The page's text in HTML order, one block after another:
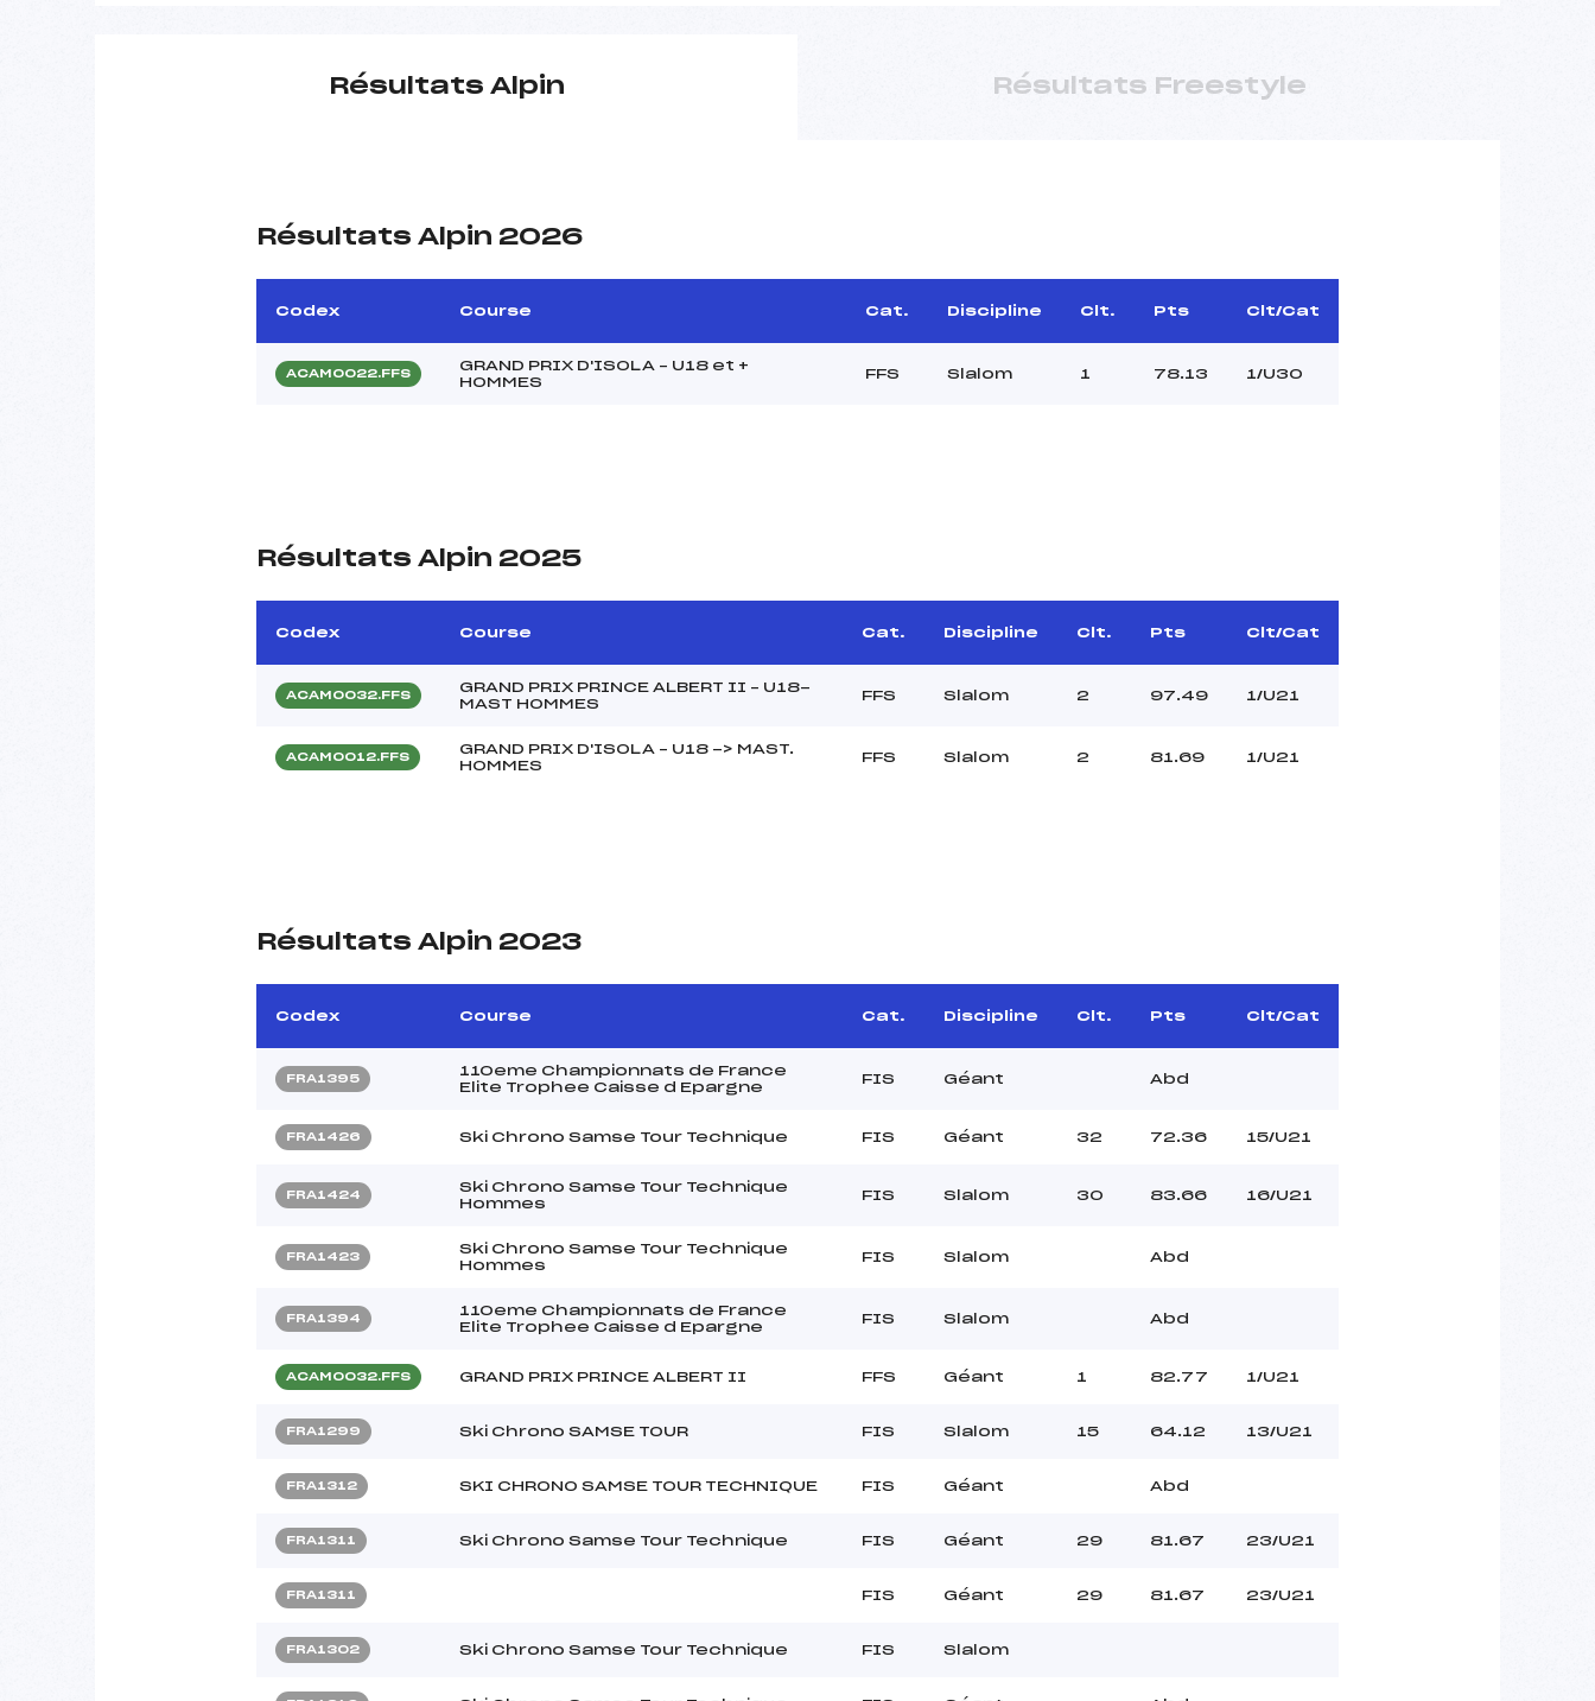
Résultats Alpin Résultats Freestyle
Résultats Alpin 2026
Codex Course Cat. Discipline Clt. Pts Clt/Cat
ACAM0022.FFS
GRAND PRIX D'ISOLA – U18 et +
HOMMES
FFS Slalom 1 78.13 1/U30
Résultats Alpin 2025
Codex Course Cat. Discipline Clt. Pts Clt/Cat
ACAM0032.FFS
GRAND PRIX PRINCE ALBERT II – U18-
MAST HOMMES
FFS Slalom 2 97.49 1/U21
ACAM0012.FFS
GRAND PRIX D'ISOLA – U18 -> MAST.
HOMMES
FFS Slalom 2 81.69 1/U21
Résultats Alpin 2023
Codex Course Cat. Discipline Clt. Pts Clt/Cat
FRA1395
110eme Championnats de France
Elite Trophee Caisse d Epargne
FIS Géant Abd
FRA1426 Ski Chrono Samse Tour Technique FIS Géant 32 72.36 15/U21
FRA1424
Ski Chrono Samse Tour Technique
Hommes
FIS Slalom 30 83.66 16/U21
FRA1423
Ski Chrono Samse Tour Technique
Hommes
FIS Slalom Abd
FRA1394
110eme Championnats de France
Elite Trophee Caisse d Epargne
FIS Slalom Abd
ACAM0032.FFS GRAND PRIX PRINCE ALBERT II FFS Géant 1 82.77 1/U21
FRA1299 Ski Chrono SAMSE TOUR FIS Slalom 15 64.12 13/U21
FRA1312 SKI CHRONO SAMSE TOUR TECHNIQUE FIS Géant Abd
FRA1311 Ski Chrono Samse Tour Technique FIS Géant 29 81.67 23/U21
FRA1311 FIS Géant 29 81.67 23/U21
FRA1302 Ski Chrono Samse Tour Technique FIS Slalom